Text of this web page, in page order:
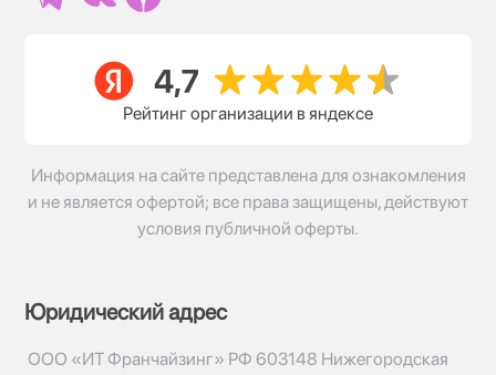
Рейтинг организации в яндексе
Информация на сайте представлена для ознакомления
и не является офертой; все права защищены, действуют
условия публичной оферты.
Юридический адрес
ООО «ИТ Франчайзинг» РФ 603148 Нижегородская